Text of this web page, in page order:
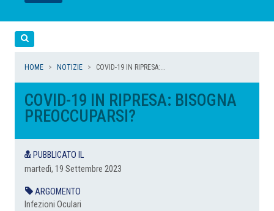
LEGGI
LEGGI
LEGGI
LEGGI
HOME NOTIZIE COVID-19 IN RIPRESA:...
COVID-19 IN RIPRESA: BISOGNA
PREOCCUPARSI?
PUBBLICATO IL
martedì, 19 Settembre 2023
ARGOMENTO
Infezioni Oculari